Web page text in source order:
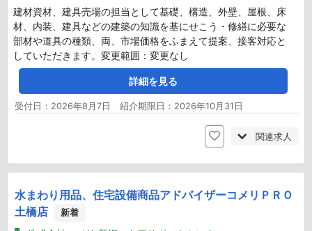
建材資材、建具売場の担当として基礎、構造、外壁、屋根、床
材、内装、建具などの建築の知識を基にせこう・修繕に必要な
部材や道具の種類、両、市場価格をふまえて提案、接客対応と
していただきます。変更範囲：変更なし
詳細を見る
受付日：2026年8月7日 紹介期限日：2026年10月31日
関連求人
水まわり用品、住宅設備商品アドバイザーコメリＰＲＯ
土橋店
新着